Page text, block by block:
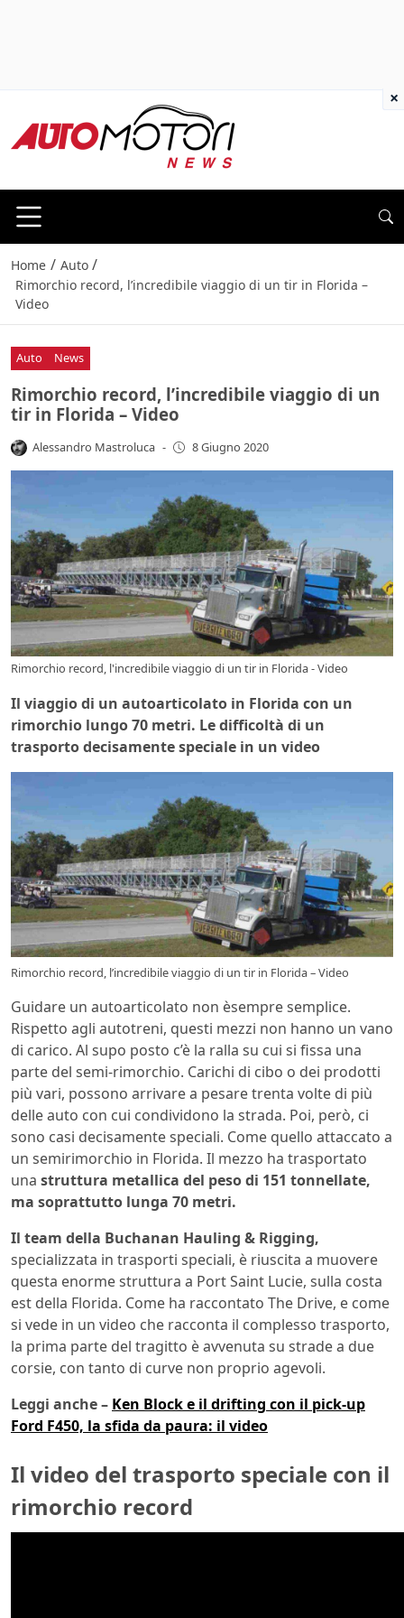
Home / Auto /
Rimorchio record, l’incredibile viaggio di un tir in Florida –
Video
Auto News
Rimorchio record, l’incredibile viaggio di un
tir in Florida – Video
Alessandro Mastroluca - 8 Giugno 2020
Rimorchio record, l'incredibile viaggio di un tir in Florida - Video
Il viaggio di un autoarticolato in Florida con un
rimorchio lungo 70 metri. Le difficoltà di un
trasporto decisamente speciale in un video
Rimorchio record, l’incredibile viaggio di un tir in Florida – Video
Guidare un autoarticolato non èsempre semplice.
Rispetto agli autotreni, questi mezzi non hanno un vano
di carico. Al supo posto c’è la ralla su cui si fissa una
parte del semi-rimorchio. Carichi di cibo o dei prodotti
più vari, possono arrivare a pesare trenta volte di più
delle auto con cui condividono la strada. Poi, però, ci
sono casi decisamente speciali. Come quello attaccato a
un semirimorchio in Florida. Il mezzo ha trasportato
una struttura metallica del peso di 151 tonnellate,
ma soprattutto lunga 70 metri.
Il team della Buchanan Hauling & Rigging,
specializzata in trasporti speciali, è riuscita a muovere
questa enorme struttura a Port Saint Lucie, sulla costa
est della Florida. Come ha raccontato The Drive, e come
si vede in un video che racconta il complesso trasporto,
la prima parte del tragitto è avvenuta su strade a due
corsie, con tanto di curve non proprio agevoli.
Leggi anche – Ken Block e il drifting con il pick-up
Ford F450, la sfida da paura: il video
Il video del trasporto speciale con il
rimorchio record
×